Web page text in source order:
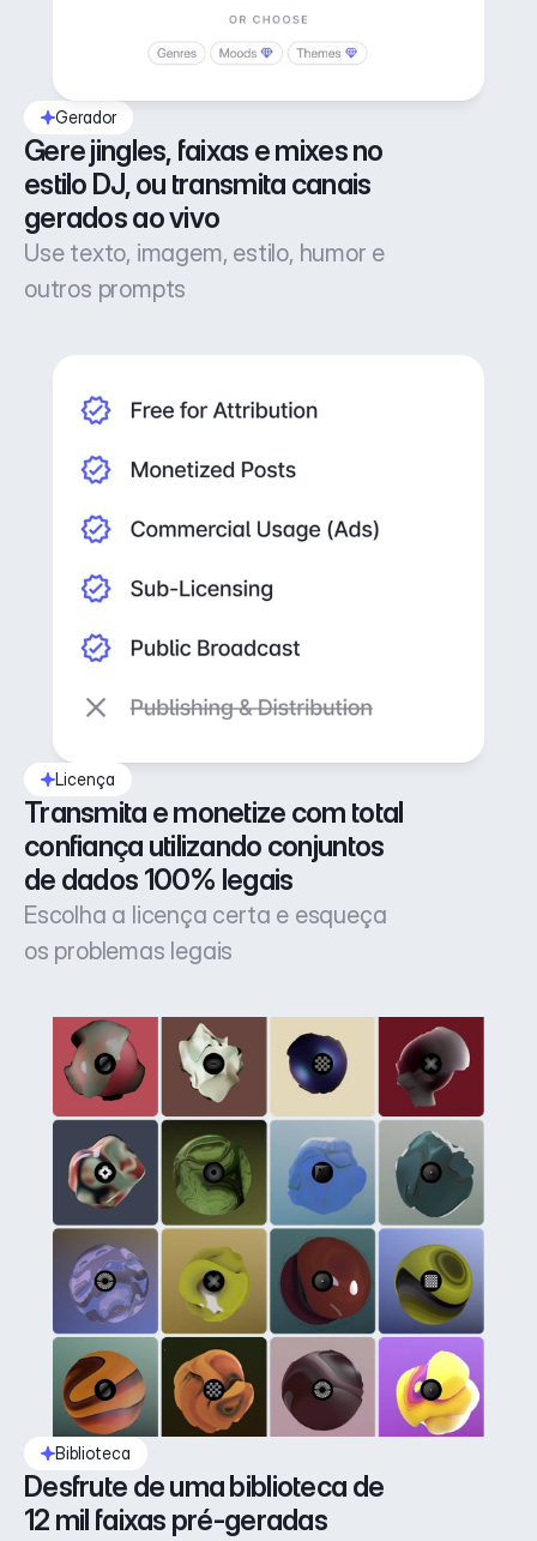
Gerador
Gere jingles, faixas e mixes no
estilo DJ, ou transmita canais
gerados ao vivo
Use texto, imagem, estilo, humor e
outros prompts
Licença
Transmita e monetize com total
confiança utilizando conjuntos
de dados 100% legais
Escolha a licença certa e esqueça
os problemas legais
Biblioteca
Desfrute de uma biblioteca de
12 mil faixas pré-geradas